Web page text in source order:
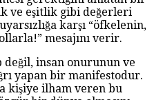
ve eşitlik gibi değerleri
karşı “öfkelenin,
mesajını verir.
insan onurunun ve
yapan bir manifestodur.
kişiye ilham veren bu